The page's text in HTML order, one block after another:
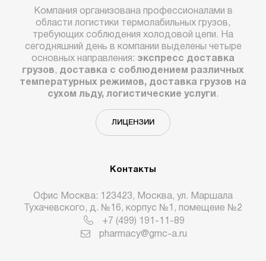
Компания организована профессионалами в
области логистики термолабильных грузов,
требующих соблюдения холодовой цепи. На
сегодняшний день в компании выделены четыре
основных направления: экспресс доставка
грузов, доставка с соблюдением различных
температурных режимов, доставка грузов на
сухом льду, логистические услуги .
ЛИЦЕНЗИИ
Контакты
Офис Москва: 123423, Москва, ул. Маршала
Тухачевского, д. №16, корпус №1, помещеие №2
+7 (499) 191-11-89
pharmacy@gmc-a.ru